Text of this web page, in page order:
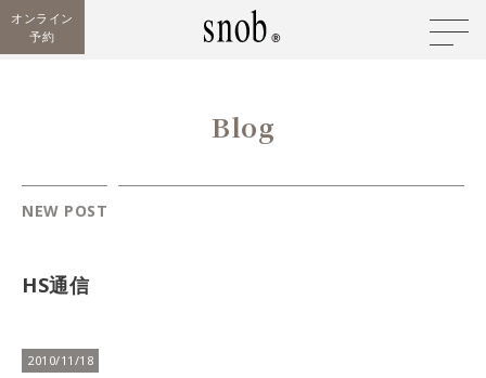
オンライン
予約
Blog
NEW POST
HS通信
2010/11/18